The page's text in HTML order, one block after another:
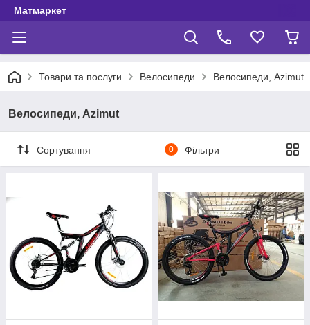
Матмаркет
Товари та послуги Велосипеди Велосипеди, Azimut
Велосипеди, Azimut
Сортування 0 Фільтри